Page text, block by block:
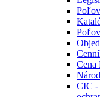
Cena
CIC -